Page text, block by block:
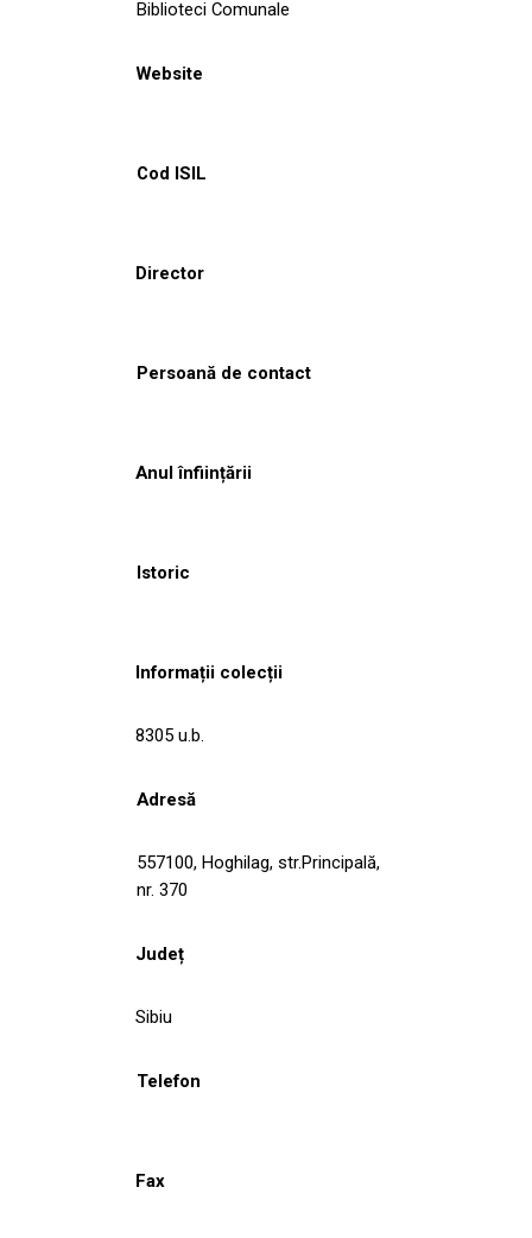
Biblioteci Comunale
Website
Cod ISIL
Director
Persoană de contact
Anul înființării
Istoric
Informații colecții
8305 u.b.
Adresă
557100, Hoghilag, str.Principală,
nr. 370
Județ
Sibiu
Telefon
Fax